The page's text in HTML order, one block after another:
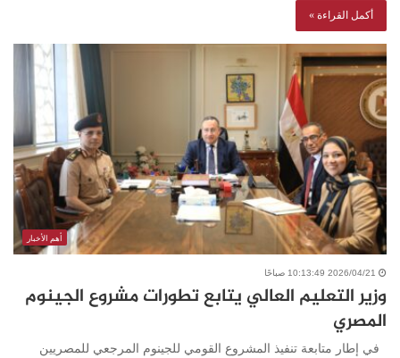
أكمل القراءة »
أهم الأخبار
2026/04/21 10:13:49 صباحًا
وزير التعليم العالي يتابع تطورات مشروع الجينوم
المصري
في إطار متابعة تنفيذ المشروع القومي للجينوم المرجعي للمصريين